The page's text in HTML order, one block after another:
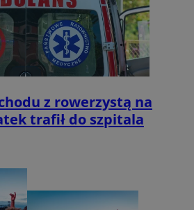
z rowerzystą na
trafił do szpitala